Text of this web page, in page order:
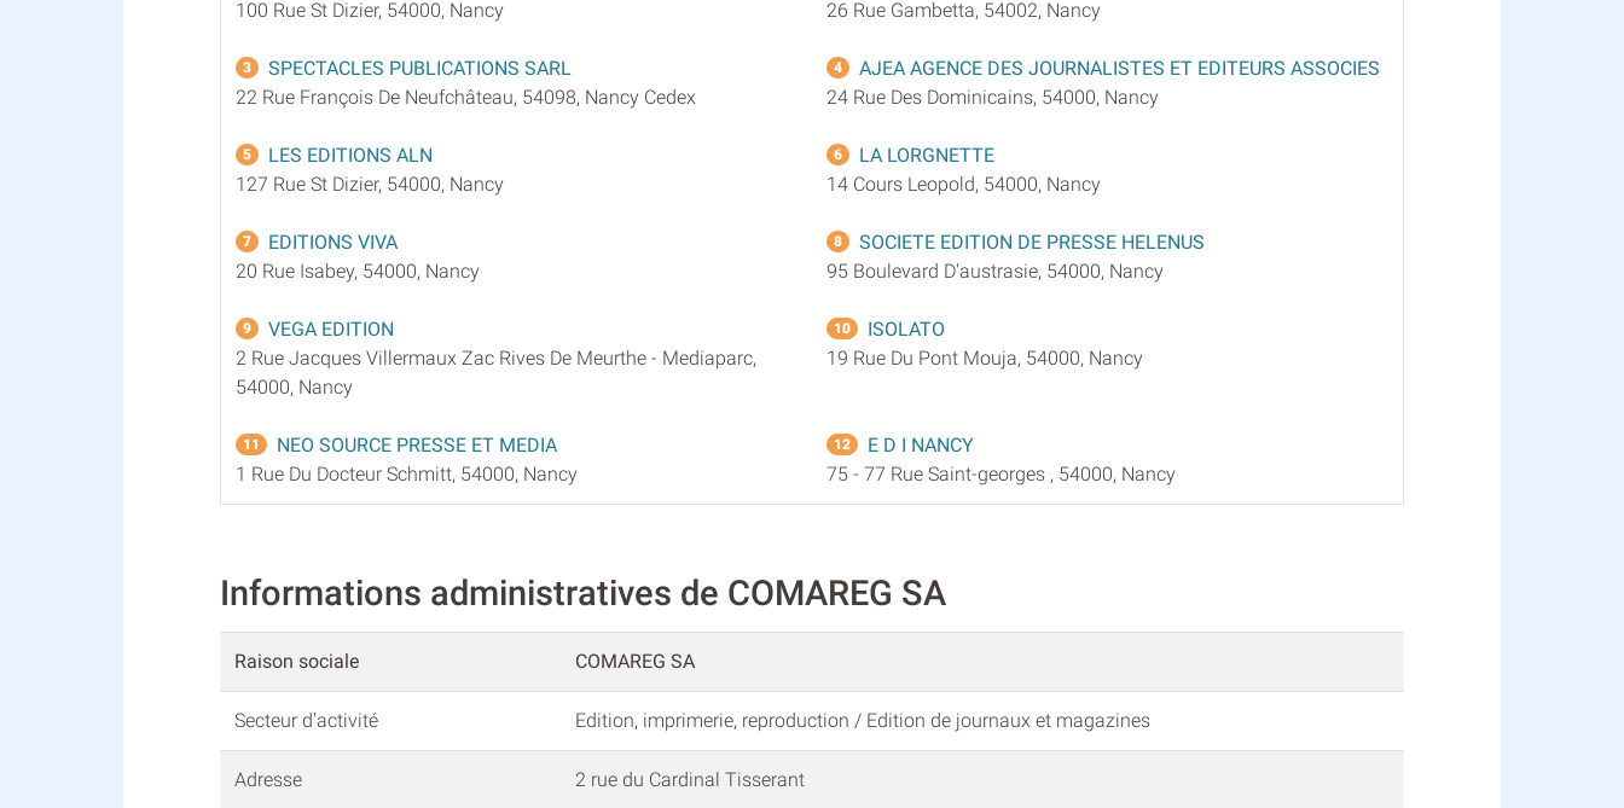
100 Rue St Dizier, 54000, Nancy
26 Rue Gambetta, 54002, Nancy
3
SPECTACLES PUBLICATIONS SARL
22 Rue François De Neufchâteau, 54098, Nancy Cedex
4
AJEA AGENCE DES JOURNALISTES ET EDITEURS ASSOCIES
24 Rue Des Dominicains, 54000, Nancy
5
LES EDITIONS ALN
127 Rue St Dizier, 54000, Nancy
6
LA LORGNETTE
14 Cours Leopold, 54000, Nancy
7
EDITIONS VIVA
20 Rue Isabey, 54000, Nancy
8
SOCIETE EDITION DE PRESSE HELENUS
95 Boulevard D'austrasie, 54000, Nancy
9
VEGA EDITION
2 Rue Jacques Villermaux Zac Rives De Meurthe - Mediaparc,
54000, Nancy
10
ISOLATO
19 Rue Du Pont Mouja, 54000, Nancy
11
NEO SOURCE PRESSE ET MEDIA
1 Rue Du Docteur Schmitt, 54000, Nancy
12
E D I NANCY
75 - 77 Rue Saint-georges , 54000, Nancy
Informations administratives de COMAREG SA
Raison sociale COMAREG SA
Secteur d'activité Edition, imprimerie, reproduction / Edition de journaux et magazines
Adresse 2 rue du Cardinal Tisserant